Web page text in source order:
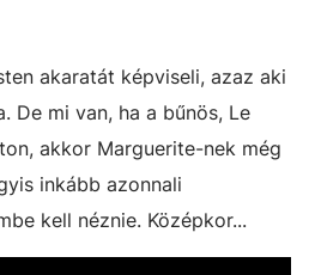
akaratát képviseli, azaz aki
De mi van, ha a bűnös, Le
akkor Marguerite-nek még
inkább azonnali
kell néznie. Középkor...